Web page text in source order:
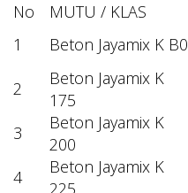
No MUTU / KLAS
1
Beton Jayamix K B0
2
Beton Jayamix K
175
3
Beton Jayamix K
200
4
Beton Jayamix K